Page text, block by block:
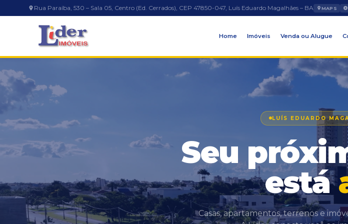
Rua Paraíba, 530 – Sala 05, Centro (Ed. Cerrados), CEP 47850-047, Luís Eduardo Magalhães – BA MAPS
Home Imóveis Venda ou Alugue
LUÍS EDUARDO
Seu
está
Casas, apartamentos, terrenos e